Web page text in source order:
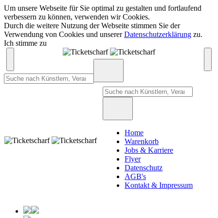
Um unsere Webseite für Sie optimal zu gestalten und fortlaufend
verbessern zu können, verwenden wir Cookies.
Durch die weitere Nutzung der Webseite stimmen Sie der
Verwendung von Cookies und unsererDatenschutzerklärung zu.
Ich stimme zu
Home
Warenkorb
Jobs & Karriere
Flyer
Datenschutz
AGB's
Kontakt & Impressum